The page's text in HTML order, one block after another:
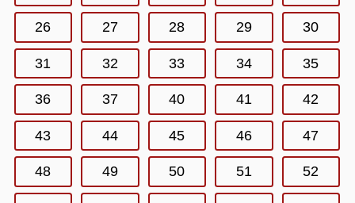
26 27 28 29 30
31 32 33 34 35
36 37 40 41 42
43 44 45 46 47
48 49 50 51 52